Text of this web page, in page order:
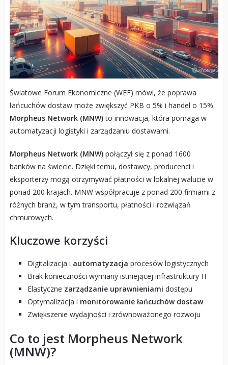
Światowe Forum Ekonomiczne (WEF) mówi, że poprawa
łańcuchów dostaw może zwiększyć PKB o 5% i handel o 15%.
Morpheus Network (MNW)to innowacja, która pomaga w
automatyzacji logistyki i zarządzaniu dostawami.
Morpheus Network (MNW)połączył się z ponad 1600
banków na świecie. Dzięki temu, dostawcy, producenci i
eksporterzy mogą otrzymywać płatności w lokalnej walucie w
ponad 200 krajach. MNW współpracuje z ponad 200 firmami z
różnych branż, w tym transportu, płatności i rozwiązań
chmurowych.
Kluczowe korzyści
Digitalizacja i automatyzacja procesów logistycznych
Brak konieczności wymiany istniejącej infrastruktury IT
Elastyczne zarządzanie uprawnieniami dostępu
Optymalizacja i monitorowanie łańcuchów dostaw
Zwiększenie wydajności i zrównoważonego rozwoju
Co to jest Morpheus Network
(MNW)?